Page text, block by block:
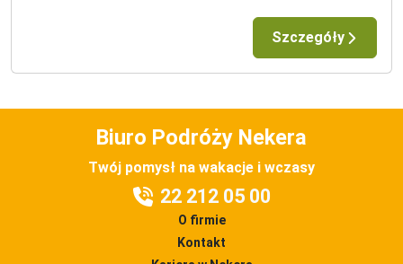
Szczegóły
Biuro Podróży Nekera
Twój pomysł na wakacje i wczasy
22 212 05 00
O firmie
Kontakt